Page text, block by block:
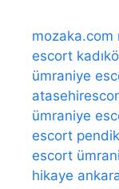
mozaka.com
escort
ümraniye
ümraniye
escort
escort
hikaye